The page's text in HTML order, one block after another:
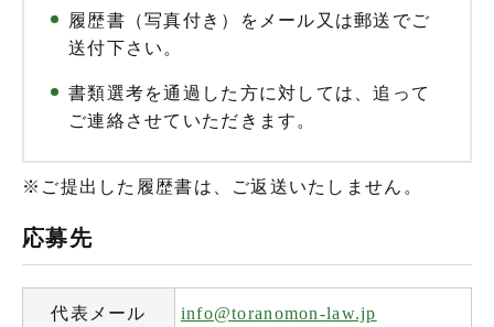
履歴書（写真付き）をメール又は郵送でご
送付下さい。
書類選考を通過した方に対しては、追って
ご連絡させていただきます。
※ご提出した履歴書は、ご返送いたしません。
応募先
代表メール info@toranomon-law.jp